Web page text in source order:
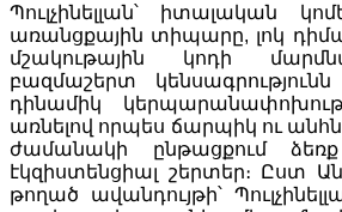
Պուլչինելլան՝ իտալական
առանցքային տիպարը, լոկ
մշակութային կոդի
բազմաշերտ
դինամիկ
առնելով որպես ճարպիկ ու
ժամանակի ընթացքում
էկզիստենցիալ շերտեր։ Ըստ
թողած ավանդույթի՝